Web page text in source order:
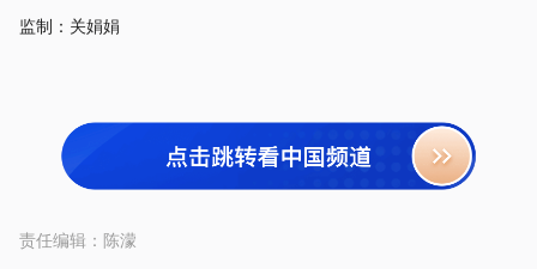
监制：关娟娟
责任编辑： 陈濛